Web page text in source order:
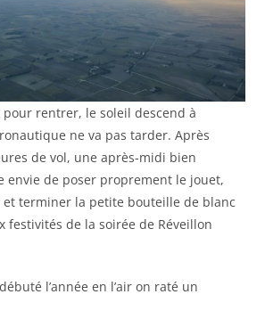
rentrer, le soleil descend à
ne va pas tarder. Après
de vol, une après-midi bien
envie de poser proprement le jouet,
terminer la petite bouteille de blanc
festivités de la soirée de Réveillon
l’année en l’air on raté un